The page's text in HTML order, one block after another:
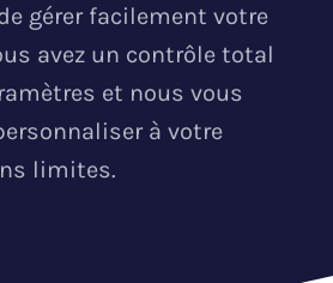
gérer facilement votre
avez un contrôle total
et nous vous
à votre
limites.